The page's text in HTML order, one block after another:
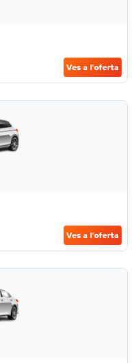
Ves a l'oferta
Ves a l'oferta